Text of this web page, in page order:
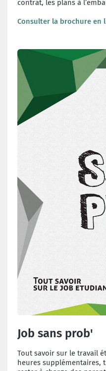
contrat, les plans à
Consulter la brochure en
Job sans prob'
Tout savoir sur le travail
heures supplémentaires,